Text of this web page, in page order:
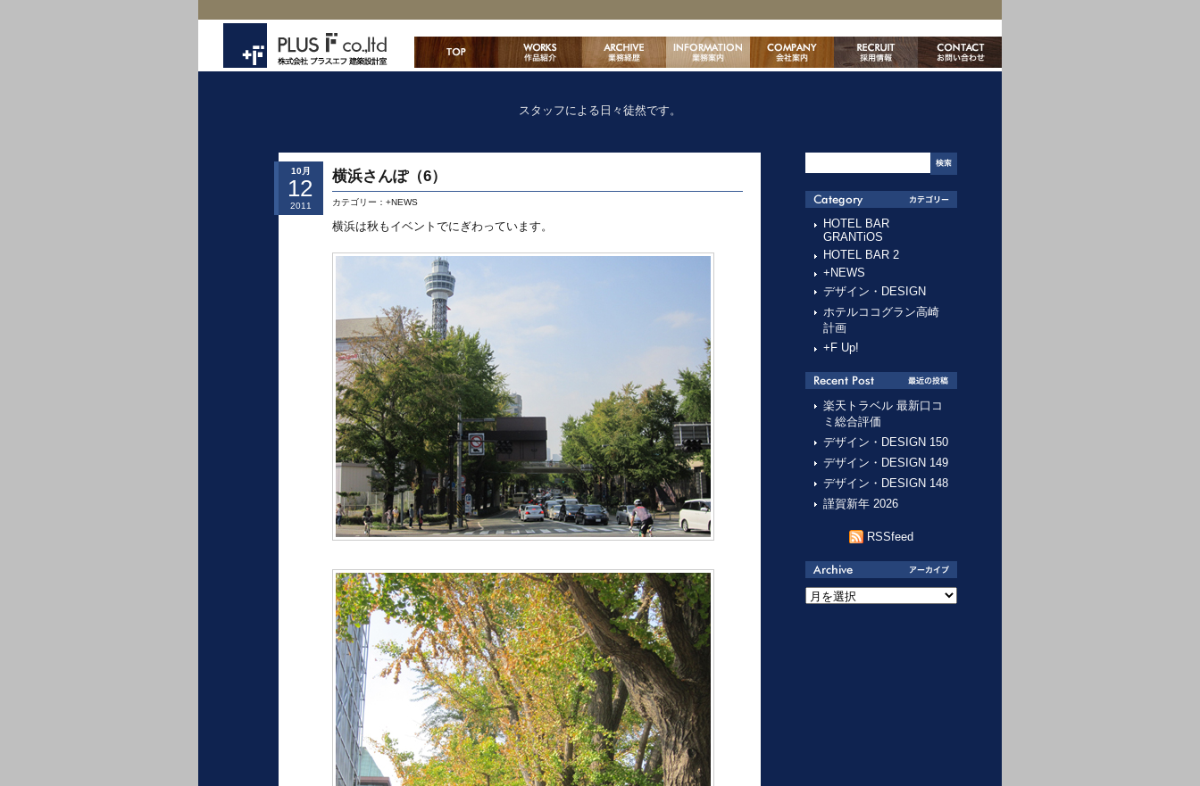
スタッフによる日々徒然です。
10月
12
2011
横浜さんぽ（6）
カテゴリー： +NEWS
横浜は秋もイベントでにぎわっています。
HOTEL BAR
GRANTiOS
HOTEL BAR 2
+NEWS
デザイン・DESIGN
ホテルココグラン高崎
計画
+F Up!
楽天トラベル 最新口コ
ミ総合評価
デザイン・DESIGN 150
デザイン・DESIGN 149
デザイン・DESIGN 148
謹賀新年 2026
RSSfeed
ア